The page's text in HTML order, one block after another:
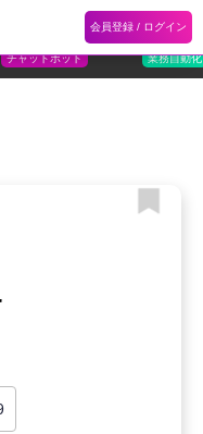
会員登録 / ログイン
チャットボット
3
Flokzu
業務自動化
記事